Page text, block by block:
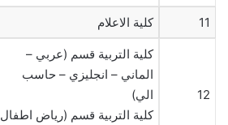
11 كلية الاعلام
12
كلية التربية قسم (عربي –
الماني – انجليزي – حاسب
الي)
كلية التربية قسم (رياض اطفال